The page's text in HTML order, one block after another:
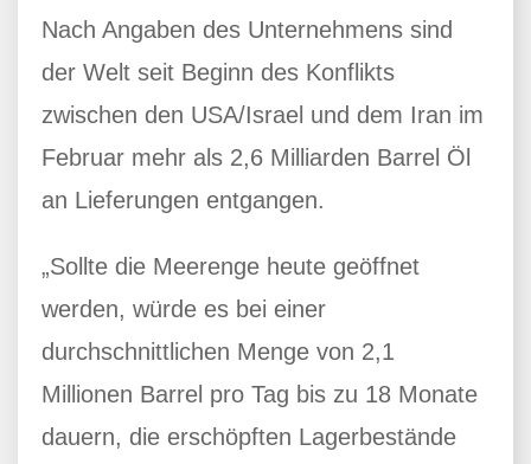
Nach Angaben des Unternehmens sind
der Welt seit Beginn des Konflikts
zwischen den USA/Israel und dem Iran im
Februar mehr als 2,6 Milliarden Barrel Öl
an Lieferungen entgangen.
„Sollte die Meerenge heute geöffnet
werden, würde es bei einer
durchschnittlichen Menge von 2,1
Millionen Barrel pro Tag bis zu 18 Monate
dauern, die erschöpften Lagerbestände